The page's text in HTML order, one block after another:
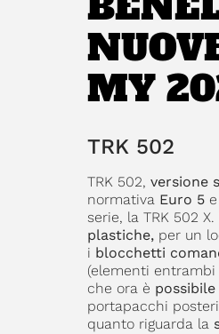
MY
TRK 502
TRK 502, versione
normativa Euro 5
serie, la TRK 502
plastiche,per un
i blocchetti
(elementi entrambi
che ora è
portapacchi
quanto riguarda la